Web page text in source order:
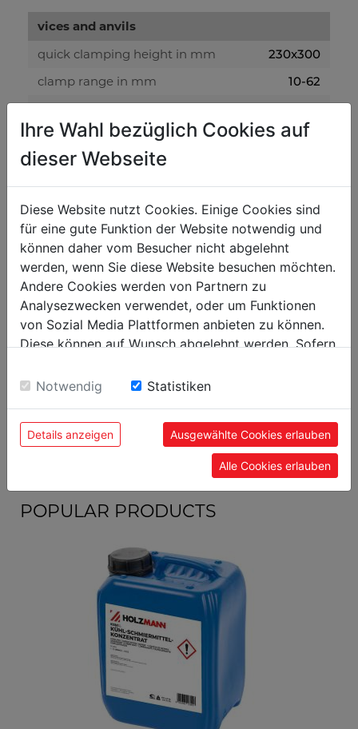
vices and anvils
quick clamping height in mm
230x300
clamp range in mm
10-62
quick clamping base in mm
125x103
weight
net weight in kg
3
gross weight in kg
3.50
packaging
packaging height in mm
packaging width in mm
210
packaging length in mm
370
general data
POPULAR PRODUCTS
Ihre Wahl bezüglich Cookies auf
dieser Webseite
Diese Website nutzt Cookies. Einige Cookies sind
für eine gute Funktion der Website notwendig und
können daher vom Besucher nicht abgelehnt
werden, wenn Sie diese Website besuchen möchten.
Andere Cookies werden von Partnern zu
Analysezwecken verwendet, oder um Funktionen
von Sozial Media Plattformen anbieten zu können.
Diese können auf Wunsch abgelehnt werden. Sofern
Einwilligung zu unseren Cookies.
Notwendig Statistiken
Details anzeigen Ausgewählte Cookies erlauben
Alle Cookies erlauben